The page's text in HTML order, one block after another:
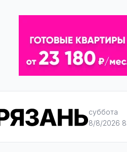
суббота
8/8/2026